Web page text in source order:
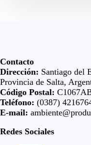
Contacto
Dirección: Santiago del
Provincia de Salta,
Código Postal:
Teléfono: (0387)
E-mail:
Redes Sociales